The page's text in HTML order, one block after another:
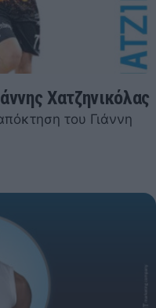
Χατζηνικόλας
του Γιάννη